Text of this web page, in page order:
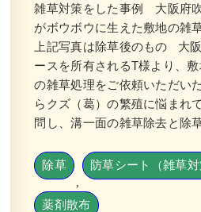
雑草対策をした事例 大阪府吹
がボウボウに生えた敷地の雑
上記写真は除草後のもの 大
ースを所有されるT様より、
の雑草処理をご依頼いただい
らクズ（葛）の繁殖に悩まれ
問し、溝一面の雑草除去と除
除草
,
防草シート（雑草対
薬剤散布